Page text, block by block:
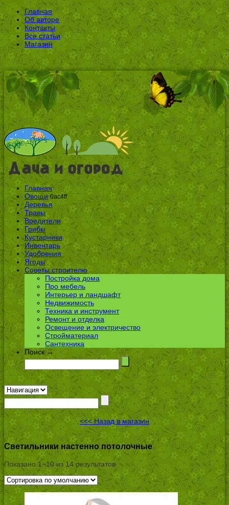
Главная
Об авторе
Контакты
Все статьи
Магазин
Главная
Овощи 0ac4ff
Деревья
Травы
Вредители
Грибы
Кустарники
Инвентарь
Удобрения
Ягоды
Советы строителю
Постройка дома
Про мебель
Интерьер и ландшафт
Недвижимость
Техника и инструмент
Ремонт и отделка
Освещение и электричество
Стройматериал
Сантехника
Поиск →
<<< Назад в магазин
Светильники настенно потолочные
Показано 1–10 из 14 результатов